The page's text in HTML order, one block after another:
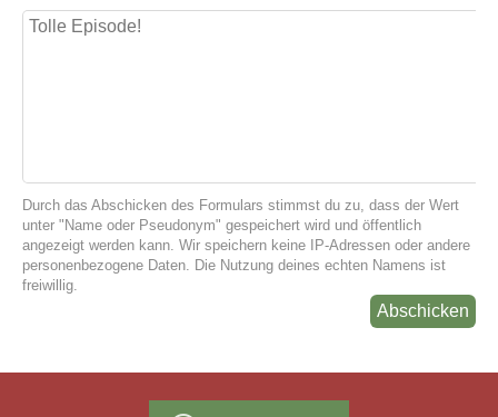
Durch das Abschicken des Formulars stimmst du zu, dass der Wert
unter "Name oder Pseudonym" gespeichert wird und öffentlich
angezeigt werden kann. Wir speichern keine IP-Adressen oder andere
personenbezogene Daten. Die Nutzung deines echten Namens ist
freiwillig.
Abschicken